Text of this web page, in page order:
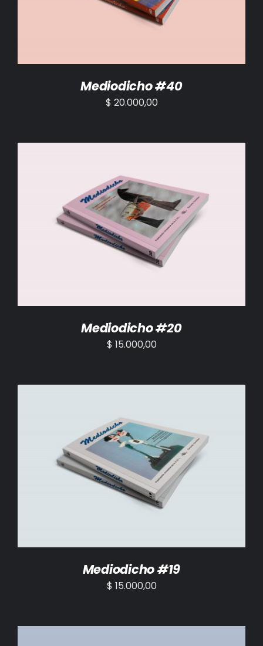
Mediodicho #40
$ 20.000,00
AÑADIR AL CARRITO / DETALLES
Mediodicho #20
$ 15.000,00
AÑADIR AL CARRITO / DETALLES
Mediodicho #19
$ 15.000,00